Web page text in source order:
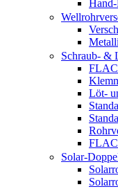
Schraub- &
Löt-
Solar-